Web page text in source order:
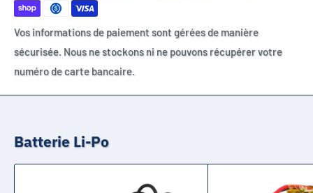
Vos informations de paiement sont gérées de manière
sécurisée. Nous ne stockons ni ne pouvons récupérer votre
numéro de carte bancaire.
Batterie Li-Po